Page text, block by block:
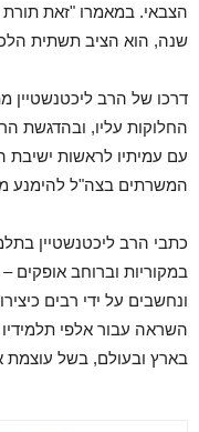
הצבאי. במאמרו "זאת
שנה, הוא הציב תשתית
דרכו של הרב ליכטנשטיין
החלוקות עליו, ובהדגשת
עם עמיתיו לראשות ישיבת
המשרתים בצה"ל להימנע
כתבי הרב ליכטנשטיין
במקוריות וברוחב אופקים
ונחשבים על ידי רבים
השראה עבור אלפי
בארץ ובעולם, בשל עוצמת